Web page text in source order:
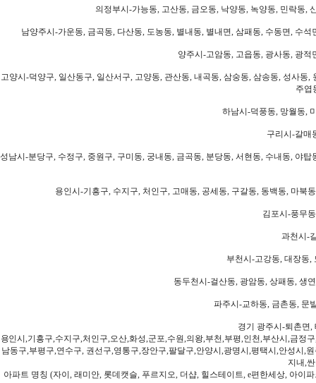
의정부시-가능동, 고산동, 금오동, 낙양동, 녹양동, 민락동,
남양주시-가운동, 금곡동, 다산동, 도농동, 별내동, 별내면, 삼패동, 수동면, 수
양주시-고암동, 고읍동, 광사동, 광
고양시-덕양구, 일산동구, 일산서구, 고양동, 관산동, 내곡동, 삼숭동, 삼송동, 성사
주엽
하남시-덕풍동, 망월동,
구리시-갈매
성남시-분당구, 수정구, 중원구, 구미동, 궁내동, 금곡동, 분당동, 서현동, 수내동, 야
용인시-기흥구, 수지구, 처인구, 고매동, 공세동, 구갈동, 동백동, 마북
김포시-풍무
과천시-
부천시-고강동, 대장동,
동두천시-걸산동, 광암동, 상패동, 생
파주시-교하동, 금촌동, 문
경기 광주시-퇴촌면,
용인시,기흥구,수지구,처인구,오산,화성,군포,수원,의왕,부천,부평,인천,부산시,금
남동구,부평구,연수구, 권선구,영통구,장안구,팔달구,안양시,광명시,평택시,안성시,
지내,
아파트 명칭 (자이, 래미안, 롯데캣슬, 푸르지오, 더샵, 힐스테이트, e편한세상, 아이